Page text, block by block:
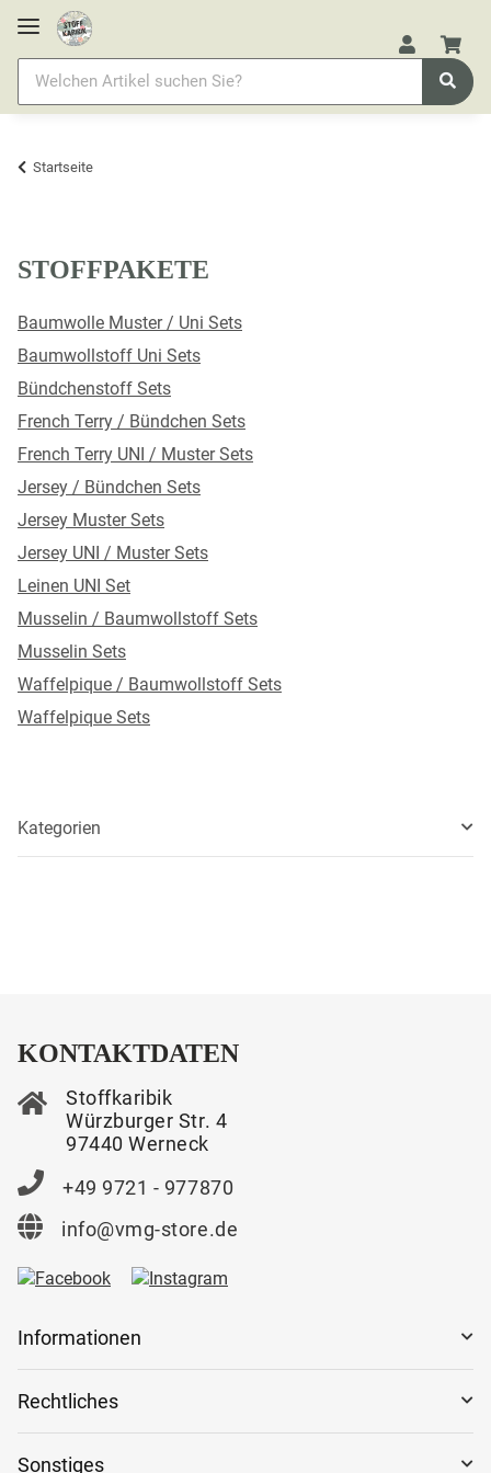
Startseite
STOFFPAKETE
Baumwolle Muster / Uni Sets
Baumwollstoff Uni Sets
Bündchenstoff Sets
French Terry / Bündchen Sets
French Terry UNI / Muster Sets
Jersey / Bündchen Sets
Jersey Muster Sets
Jersey UNI / Muster Sets
Leinen UNI Set
Musselin / Baumwollstoff Sets
Musselin Sets
Waffelpique / Baumwollstoff Sets
Waffelpique Sets
Kategorien
KONTAKTDATEN
Stoffkaribik
Würzburger Str. 4
97440 Werneck
+49 9721 - 977870
info@vmg-store.de
Informationen
Rechtliches
Sonstiges